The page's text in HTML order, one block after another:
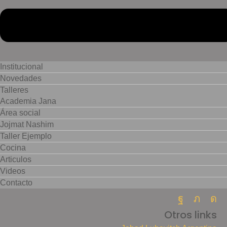
Institucional
Novedades
Talleres
Academia Jana
Área social
Jojmat Nashim
Taller Ejemplo
Cocina
Articulos
Videos
Contacto
Facebook
Twitter
Otros links